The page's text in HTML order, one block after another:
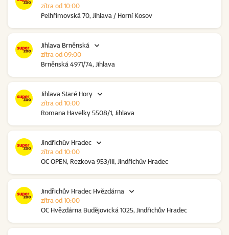
Pelhřimovská 70, Jihlava / Horní Kosov
zítra od 10:00
Jihlava Brněnská
Brněnská 4971/74, Jihlava
zítra od 09:00
Jihlava Staré Hory
Romana Havelky 5508/1, Jihlava
zítra od 10:00
Jindřichův Hradec
OC OPEN, Rezkova 953/III, Jindřichův Hradec
zítra od 10:00
Jindřichův Hradec Hvězdárna
OC Hvězdárna Budějovická 1025, Jindřichův Hradec
zítra od 10:00